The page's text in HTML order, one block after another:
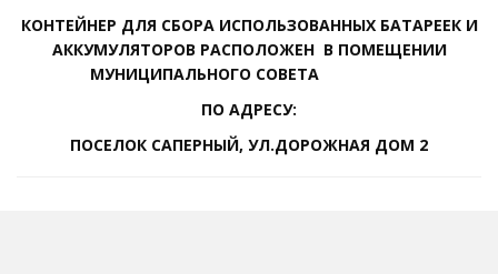
КОНТЕЙНЕР ДЛЯ СБОРА ИСПОЛЬЗОВАННЫХ БАТАРЕЕК И
АККУМУЛЯТОРОВ РАСПОЛОЖЕН В ПОМЕЩЕНИИ
МУНИЦИПАЛЬНОГО СОВЕТА
ПО АДРЕСУ:
ПОСЕЛОК САПЕРНЫЙ, УЛ.ДОРОЖНАЯ ДОМ 2